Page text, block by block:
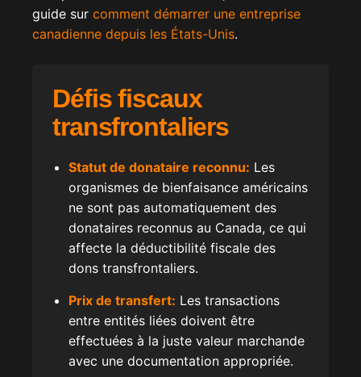
guide sur comment démarrer une entreprise
canadienne depuis les États-Unis.
Défis fiscaux
transfrontaliers
Statut de donataire reconnu: Les
organismes de bienfaisance américains
ne sont pas automatiquement des
donataires reconnus au Canada, ce qui
affecte la déductibilité fiscale des
dons transfrontaliers.
Prix de transfert: Les transactions
entre entités liées doivent être
effectuées à la juste valeur marchande
avec une documentation appropriée.